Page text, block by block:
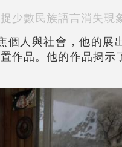
少數民族語言消失現
個人與社會，他的展
品。他的作品揭示